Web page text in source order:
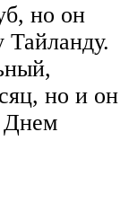
но он
Тайланду.
но и он
Днем